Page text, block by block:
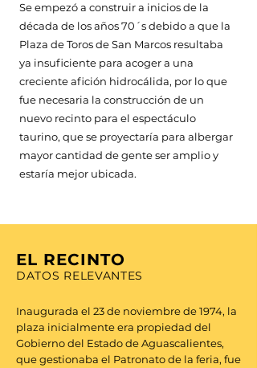
Se empezó a construir a inicios de la
década de los años 70´s debido a que la
Plaza de Toros de San Marcos resultaba
ya insuficiente para acoger a una
creciente afición hidrocálida, por lo que
fue necesaria la construcción de un
nuevo recinto para el espectáculo
taurino, que se proyectaría para albergar
mayor cantidad de gente ser amplio y
estaría mejor ubicada.
EL RECINTO
DATOS RELEVANTES
Inaugurada el 23 de noviembre de 1974, la
plaza inicialmente era propiedad del
Gobierno del Estado de Aguascalientes,
que gestionaba el Patronato de la feria, fue